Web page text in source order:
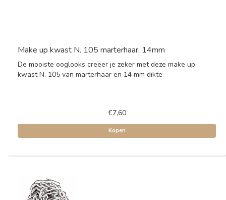
Make up kwast N. 105 marterhaar, 14mm
De mooiste ooglooks creëer je zeker met deze make up
kwast N. 105 van marterhaar en 14 mm dikte
€7,60
Kopen